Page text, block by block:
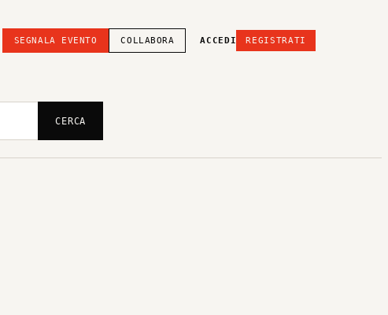
SEGNALA EVENTO COLLABORA ACCEDI REGISTRATI
CERCA